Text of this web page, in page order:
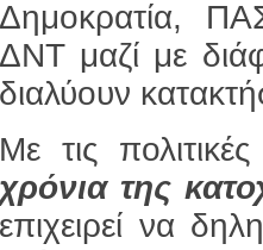
Δημοκρατία,
ΔΝΤ μαζί με
διαλύουν
Με τις
χρόνια της
επιχειρεί να